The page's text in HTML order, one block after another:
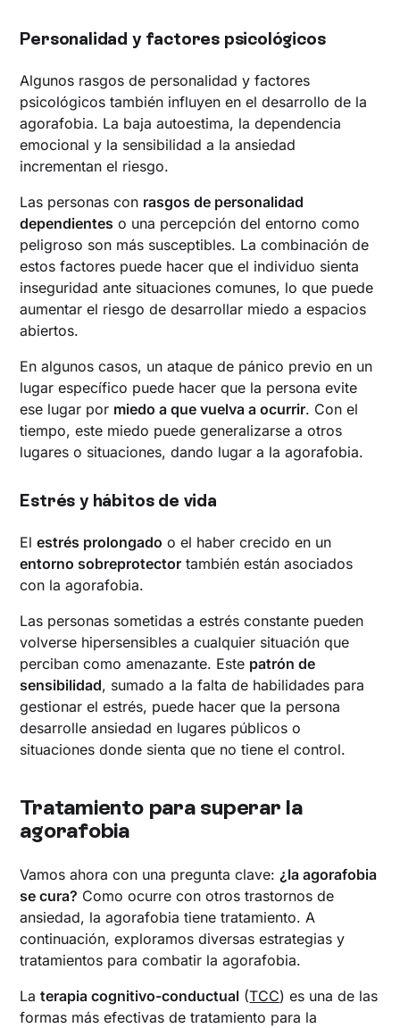
Personalidad y factores psicológicos
Algunos rasgos de personalidad y factores
psicológicos también influyen en el desarrollo de la
agorafobia. La baja autoestima, la dependencia
emocional y la sensibilidad a la ansiedad
incrementan el riesgo.
Las personas con rasgos de personalidad
dependientes o una percepción del entorno como
peligroso son más susceptibles. La combinación de
estos factores puede hacer que el individuo sienta
inseguridad ante situaciones comunes, lo que puede
aumentar el riesgo de desarrollar miedo a espacios
abiertos.
En algunos casos, un ataque de pánico previo en un
lugar específico puede hacer que la persona evite
ese lugar por miedo a que vuelva a ocurrir. Con el
tiempo, este miedo puede generalizarse a otros
lugares o situaciones, dando lugar a la agorafobia.
Estrés y hábitos de vida
Elestrés prolongado o el haber crecido en un
entorno sobreprotector también están asociados
con la agorafobia.
Las personas sometidas a estrés constante pueden
volverse hipersensibles a cualquier situación que
perciban como amenazante. Este patrón de
sensibilidad, sumado a la falta de habilidades para
gestionar el estrés, puede hacer que la persona
desarrolle ansiedad en lugares públicos o
situaciones donde sienta que no tiene el control.
Tratamiento para superar la
agorafobia
Vamos ahora con una pregunta clave: ¿la agorafobia
se cura? Como ocurre con otros trastornos de
ansiedad, la agorafobia tiene tratamiento. A
continuación, exploramos diversas estrategias y
tratamientos para combatir la agorafobia.
Laterapia cognitivo-conductual (TCC) es una de las
formas más efectivas de tratamiento para la